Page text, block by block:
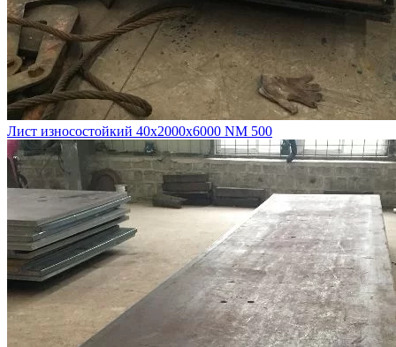
Лист износостойкий 40х2000х6000 NM 500